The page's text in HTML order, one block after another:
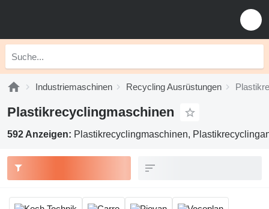
Industriemaschinen Recycling Ausrüstungen
Plastikrecyclingmaschinen
592 Anzeigen: Plastikrecyclingmaschinen,